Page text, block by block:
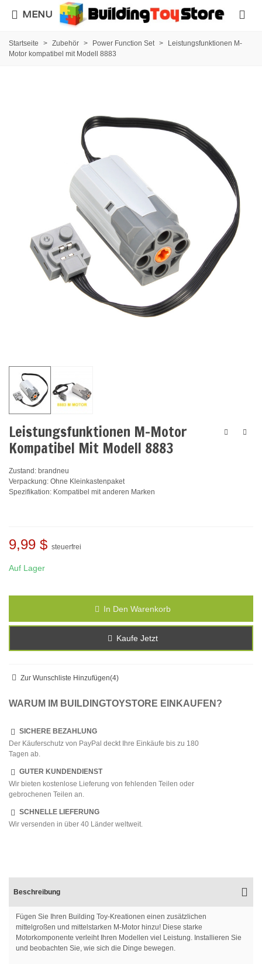
MENU
Startseite > Zubehör > Power Function Set >
Leistungsfunktionen M-
Motor kompatibel mit Modell 8883
Leistungsfunktionen M-Motor
Kompatibel Mit Modell 8883
Zustand: brandneu
Verpackung: Ohne Kleinkastenpaket
Spezifikation: Kompatibel mit anderen Marken
9,99 $ steuerfrei
Auf Lager
In Den Warenkorb
Kaufe Jetzt
Zur Wunschliste Hinzufügen(4)
WARUM IM BUILDINGTOYSTORE EINKAUFEN?
SICHERE BEZAHLUNG
Der Käuferschutz von PayPal deckt Ihre Einkäufe bis zu 180
Tagen ab.
GUTER KUNDENDIENST
Wir bieten kostenlose Lieferung von fehlenden Teilen oder
gebrochenen Teilen an.
SCHNELLE LIEFERUNG
Wir versenden in über 40 Länder weltweit.
Beschreibung
Fügen Sie Ihren Building Toy-Kreationen einen zusätzlichen
mittelgroßen und mittelstarken M-Motor hinzu! Diese starke
Motorkomponente verleiht Ihren Modellen viel Leistung. Installieren Sie
und beobachten Sie, wie sich die Dinge bewegen.